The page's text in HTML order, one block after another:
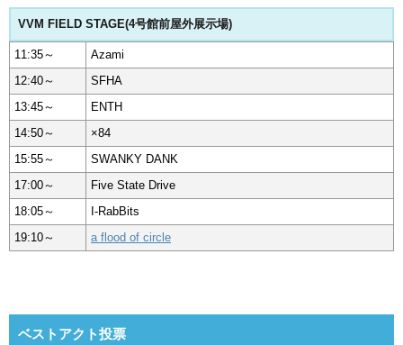
VVM FIELD STAGE(4号館前屋外展示場)
11:35～
Azami
12:40～
SFHA
13:45～
ENTH
14:50～
×84
15:55～
SWANKY DANK
17:00～
Five State Drive
18:05～
I-RabBits
19:10～
a flood of circle
ベストアクト投票